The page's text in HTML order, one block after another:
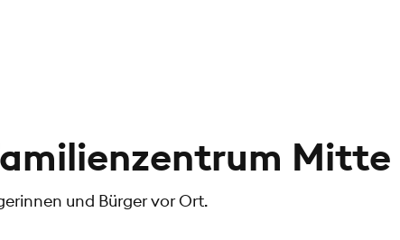
Mitte
und Bürger vor Ort.